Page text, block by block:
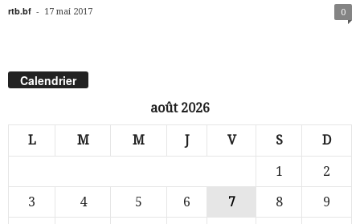
rtb.bf - 17 mai 2017 0
Calendrier
août 2026
L M M J V S D
1
2
3
4 5 6 7 8
9